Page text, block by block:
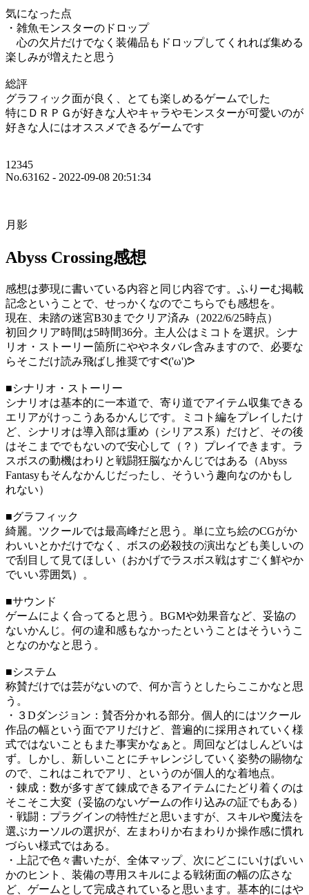
気になった点
・雑魚モンスターのドロップ
心の欠片だけでなく装備品もドロップしてくれれば集める
楽しみが増えたと思う
総評
グラフィック面が良く、とても楽しめるゲームでした
特にＤＲＰＧが好きな人やキャラやモンスターが可愛いのが
好きな人にはオススメできるゲームです
12345
No.63162 - 2022-09-08 20:51:34
月影
Abyss Crossing感想
感想は夢現に書いている内容と同じ内容です。ふりーむ掲載
記念ということで、せっかくなのでこちらでも感想を。
現在、未踏の迷宮B30までクリア済み（2022/6/25時点）
初回クリア時間は5時間36分。主人公はミコトを選択。シナ
リオ・ストーリー箇所にややネタバレ含みますので、必要な
らそこだけ読み飛ばし推奨ですᕙ('ω')ᕗ
■シナリオ・ストーリー
シナリオは基本的に一本道で、寄り道でアイテム収集できる
エリアがけっこうあるかんじです。ミコト編をプレイしたけ
ど、シナリオは導入部は重め（シリアス系）だけど、その後
はそこまででもないので安心して（？）プレイできます。ラ
スボスの動機はわりと戦闘狂脳なかんじではある（Abyss
Fantasyもそんなかんじだったし、そういう趣向なのかもし
れない）
■グラフィック
綺麗。ツクールでは最高峰だと思う。単に立ち絵のCGがか
わいいとかだけでなく、ボスの必殺技の演出なども美しいの
で刮目して見てほしい（おかげでラスボス戦はすごく鮮やか
でいい雰囲気）。
■サウンド
ゲームによく合ってると思う。BGMや効果音など、妥協の
ないかんじ。何の違和感もなかったということはそういうこ
となのかなと思う。
■システム
称賛だけでは芸がないので、何か言うとしたらここかなと思
う。
・３Dダンジョン：賛否分かれる部分。個人的にはツクール
作品の幅という面でアリだけど、普遍的に採用されていく様
式ではないこともまた事実かなぁと。周回などはしんどいは
ず。しかし、新しいことにチャレンジしていく姿勢の賜物な
ので、これはこれでアリ、というのが個人的な着地点。
・錬成：数が多すぎて錬成できるアイテムにたどり着くのは
そこそこ大変（妥協のないゲームの作り込みの証でもある）
・戦闘：プラグインの特性だと思いますが、スキルや魔法を
選ぶカーソルの選択が、左まわりか右まわりか操作感に慣れ
づらい様式ではある。
・上記で色々書いたが、全体マップ、次にどこにいけばいい
かのヒント、装備の専用スキルによる戦術面の幅の広さな
ど、ゲームとして完成されていると思います。基本的にはや